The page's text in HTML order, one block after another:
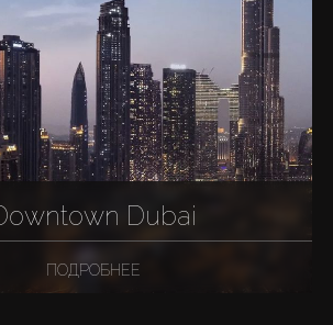
Dubai
ПОДРОБНЕЕ